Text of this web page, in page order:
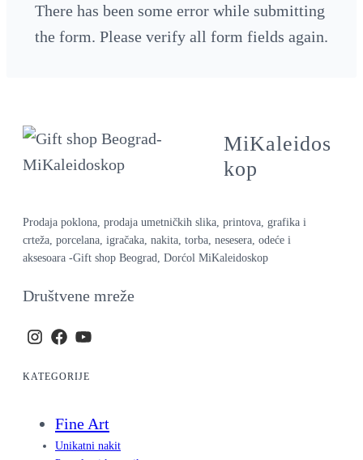
There has been some error while submitting
the form. Please verify all form fields again.
MiKaleidos
kop
Prodaja poklona, prodaja umetničkih slika, printova, grafika i
crteža, porcelana, igračaka, nakita, torba, nesesera, odeće i
aksesoara -Gift shop Beograd, Dorćol MiKaleidoskop
Društvene mreže
KATEGORIJE
Fine Art
Unikatni nakit